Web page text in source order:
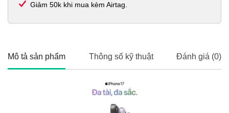
Giảm 50k khi mua kèm Airtag.
Mô tả sản phẩm Thông số kỹ thuật Đánh giá (0)